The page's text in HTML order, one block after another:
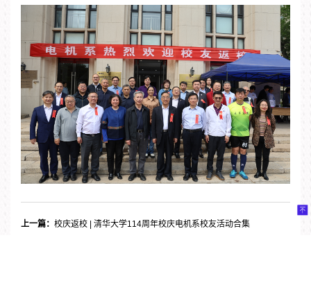
上一篇： 校庆返校 | 清华大学114周年校庆电机系校友活动合集